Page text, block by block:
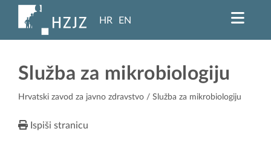
HR EN
Služba za mikrobiologiju
Hrvatski zavod za javno zdravstvo / Služba za mikrobiologiju
Ispiši stranicu